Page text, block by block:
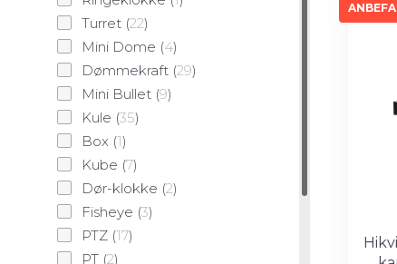
Turret (22)
Mini Dome (4)
Dømmekraft (29)
Mini Bullet (9)
Kule (35)
Box (1)
Kube (7)
Dør-klokke (2)
Fisheye (3)
PTZ (17)
PT (2)